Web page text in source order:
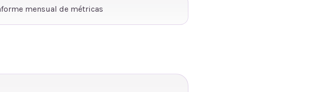
mensual de métricas